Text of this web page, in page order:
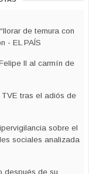
350% más de
sobre la
de ternura con
- EL PAÍS
II al carmín de
tras el adiós de
sobre el
sociales analizada
después de su